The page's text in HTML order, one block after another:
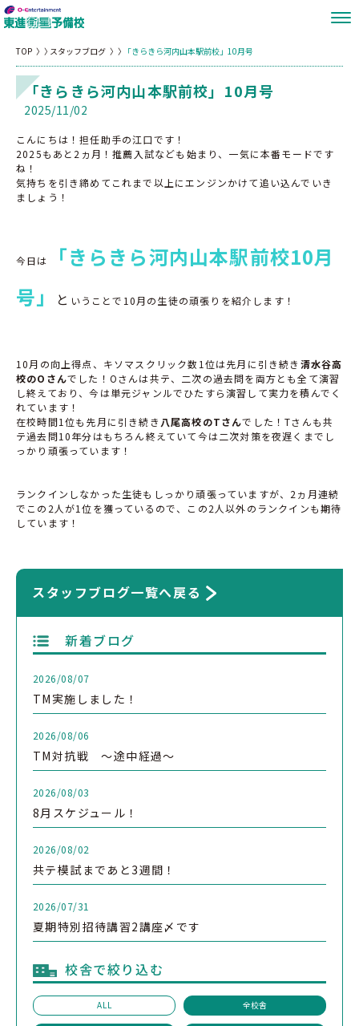
TOP スタッフブログ 「きらきら河内山本駅前校」10月号
「きらきら河内山本駅前校」10月号
2025/11/02
こんにちは！担任助手の江口です！
2025もあと2ヵ月！推薦入試なども始まり、一気に本番モードです
ね！
気持ちを引き締めてこれまで以上にエンジンかけて追い込んでいき
ましょう！
今日は
「きらきら河内山本駅前校10月
号」
と いうことで10月の生徒の頑張りを紹介します！
10月の向上得点、キソマスクリック数1位は先月に引き続き 清水谷高
校のOさんでした！Oさんは共テ、二次の過去問を両方とも全て演習
し終えており、今は単元ジャンルでひたすら演習して実力を積んでく
れています！
在校時間1位も先月に引き続き 八尾高校のTさんでした！Tさんも共
テ過去問10年分はもちろん終えていて今は二次対策を夜遅くまでし
っかり頑張っています！
ランクインしなかった生徒もしっかり頑張っていますが、2ヵ月連続
でこの2人が1位を獲っているので、この2人以外のランクインも期待
しています！
スタッフブログ一覧へ戻る
新着ブログ
2026/08/07
TM実施しました！
2026/08/06
TM対抗戦 ～途中経過～
2026/08/03
8月スケジュール！
2026/08/02
共テ模試まであと3週間！
2026/07/31
夏期特別招待講習2講座〆です
校舎で絞り込む
ALL 全校舎